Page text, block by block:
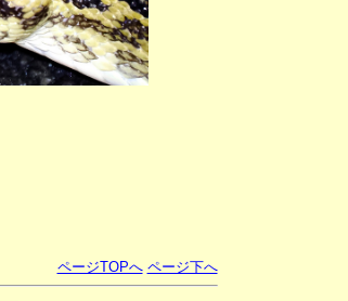
ページTOPへ ページ下へ